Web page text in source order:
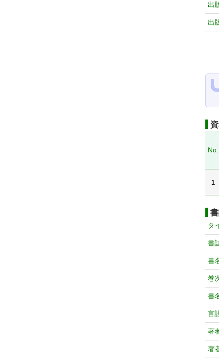
出
出
No.
1
タ
書
書
巻
書
言
著
著